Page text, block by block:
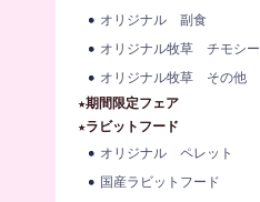
オリジナル 副食
オリジナル牧草 チモシー
オリジナル牧草 その他
★期間限定フェア
★ラビットフード
オリジナル ペレット
国産ラビットフード